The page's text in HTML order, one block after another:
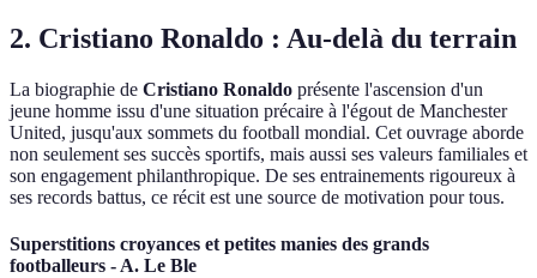
2. Cristiano Ronaldo : Au-delà du terrain
La biographie de Cristiano Ronaldo présente l'ascension d'un
jeune homme issu d'une situation précaire à l'égout de Manchester
United, jusqu'aux sommets du football mondial. Cet ouvrage aborde
non seulement ses succès sportifs, mais aussi ses valeurs familiales et
son engagement philanthropique. De ses entrainements rigoureux à
ses records battus, ce récit est une source de motivation pour tous.
Superstitions croyances et petites manies des grands
footballeurs - A. Le Ble